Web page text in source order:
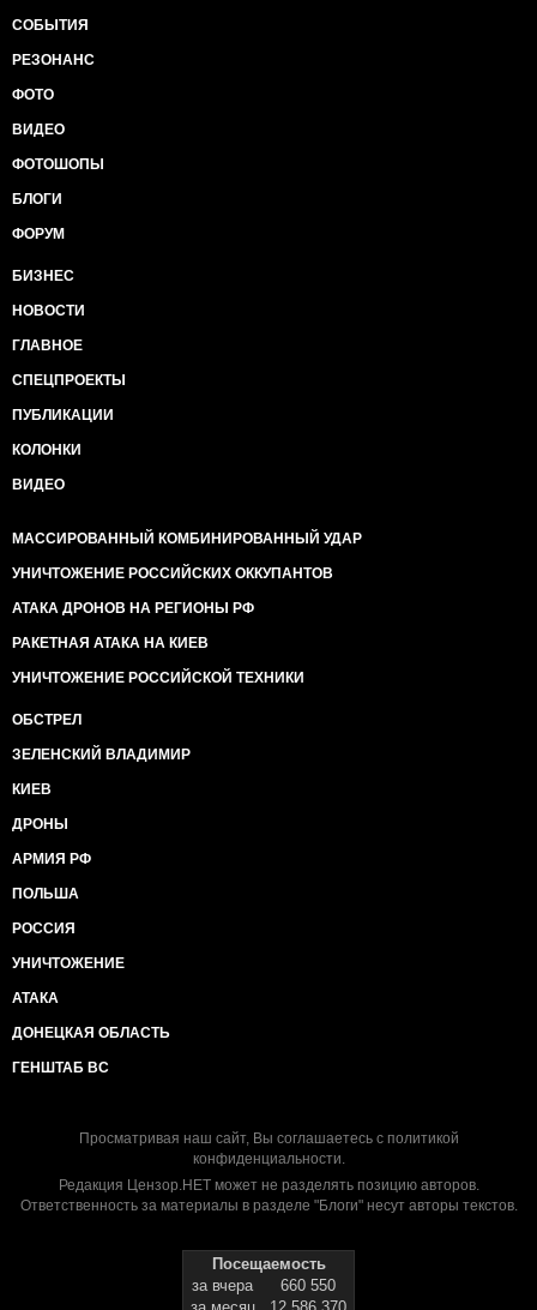
СОБЫТИЯ
РЕЗОНАНС
ФОТО
ВИДЕО
ФОТОШОПЫ
БЛОГИ
ФОРУМ
БИЗНЕС
НОВОСТИ
ГЛАВНОЕ
СПЕЦПРОЕКТЫ
ПУБЛИКАЦИИ
КОЛОНКИ
ВИДЕО
МАССИРОВАННЫЙ КОМБИНИРОВАННЫЙ УДАР
УНИЧТОЖЕНИЕ РОССИЙСКИХ ОККУПАНТОВ
АТАКА ДРОНОВ НА РЕГИОНЫ РФ
РАКЕТНАЯ АТАКА НА КИЕВ
УНИЧТОЖЕНИЕ РОССИЙСКОЙ ТЕХНИКИ
ОБСТРЕЛ
ЗЕЛЕНСКИЙ ВЛАДИМИР
КИЕВ
ДРОНЫ
АРМИЯ РФ
ПОЛЬША
РОССИЯ
УНИЧТОЖЕНИЕ
АТАКА
ДОНЕЦКАЯ ОБЛАСТЬ
ГЕНШТАБ ВС
Просматривая наш сайт, Вы соглашаетесь с политикой
конфиденциальности.
Редакция Цензор.НЕТ может не разделять позицию авторов.
Ответственность за материалы в разделе "Блоги" несут авторы текстов.
Посещаемость
за вчера
660 550